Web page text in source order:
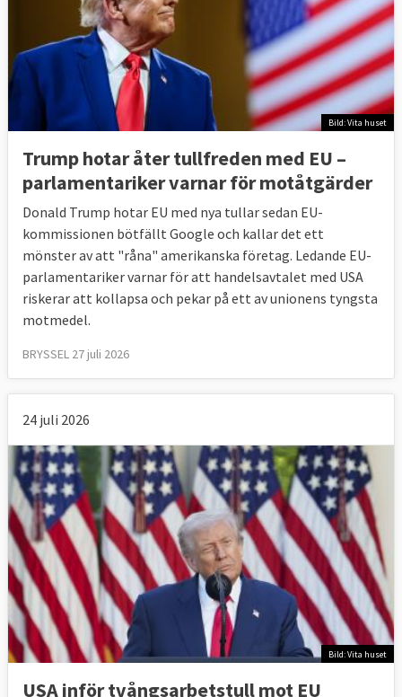
motstånd mot frihandel än i ministerkretsen.
Motståndet i Europaparlamentet gäller
särskilt de delarna av avtalen som omfattar
investeringar och tvistelösning. Det syns
även bland de svenska ledamöterna. Medan
regeringen driver på för frihandel har de
svenska EU-parlamentarikerna enmer
ljummen inställningenligt en
sammanställning från VoteWatch.
Samtidigt har EU-parlamentet i slutändan
godkänt alla handelsavtal vilket tyder på att
en majoritet av ledamöterna ser positivt på
frihandel.
7. Vad tycker medborgarna om
frihandel?
De är positiva.
Även om motståndet mot EU:s handelsavtal
med Kanada (CETA) och USA (TTIP) haft
betydelse i vissa länder är en stor majoritet
av unionens medborgare positivt inställda
till frihandel.
I kommissionens
Eurobarometer
från juni
2019 svarade 75 procent att de såg väldigt
eller ganska positivt på frihandel medan
Bild: Vita huset
Trump hotar åter tullfreden med EU –
parlamentariker ⁠varnar för motåtgärder
Donald Trump hotar EU med nya tullar sedan EU-
kommissionen bötfällt Google och kallar det ett
mönster av att "råna" amerikanska företag. Ledande EU-
parlamentariker varnar för att handelsavtalet med USA
riskerar att kollapsa och pekar på ett av unionens tyngsta
motmedel.
BRYSSEL 27 juli 2026
24 juli 2026
Bild: Vita huset
USA inför tvångsarbetstull mot EU